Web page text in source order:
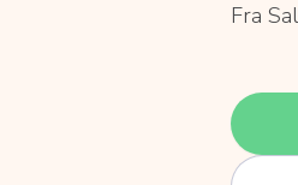
Fra